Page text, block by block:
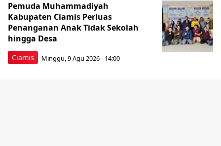
Ciamis
Pemuda Muhammadiyah
Kabupaten Ciamis Perluas
Penanganan Anak Tidak Sekolah
hingga Desa
Minggu, 9 Agu 2026 - 14:00